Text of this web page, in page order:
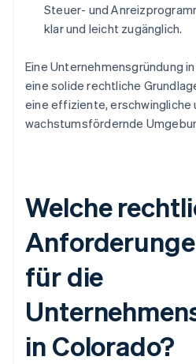
Steuer- und
klar und leicht zugänglich.
Eine Unternehmensgründung
eine solide rechtliche
eine effiziente, erschwingliche
wachstumsfördernde
Welche
für die
in Colorado?